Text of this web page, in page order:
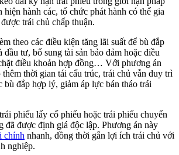
hành các, tổ chức phát hành có thể gia
trái chủ chấp thuận.
theo các điều kiện tăng lãi suất để bù đắp
tư, bổ sung tài sản bảo đảm hoặc điều
điều khoản hợp đồng… Với phương án
thêm thời gian tái cấu trúc, trái chủ vẫn duy trì
đắp hợp lý, giảm áp lực bán tháo trái
phiếu lấy cổ phiếu hoặc trái phiếu chuyển
đã được định giá độc lập. Phương án này
chính nhanh, đồng thời gắn lợi ích trái chủ với
nghiệp.